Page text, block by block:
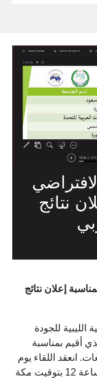
نتائج
إعلان نتائج
للجودة
أقيم بمناسبة
انعقد اللقاء يوم
الخميس الموافق 21/12/2023 في تمام الساعة 12 بتوقيت مكة